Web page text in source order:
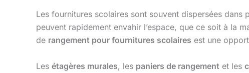
Les fournitures scolaires sont souvent dispersées
peuvent rapidement envahir l’espace, que ce soit à la
de rangement pour fournitures scolaires est une
Les étagères murales, les paniers de rangement et les